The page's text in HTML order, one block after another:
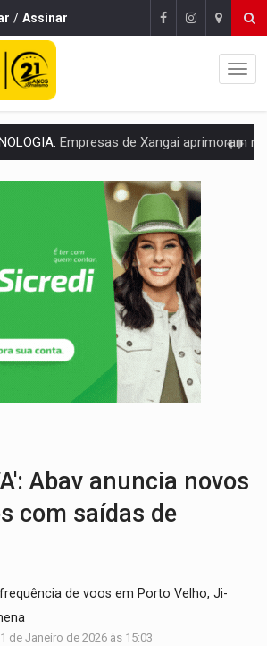
/ Assinar
A TERRA:China descobre como explodir asteroide com bomba
Motociclista morre após bater na traseira de
Essa receita com frango virou o meu
7 negócios que podem começar com pouco dinheiro e
DA AMÉRICA: Brasil reúne dimensão continental e posição
10 dicas importantes para quem quer
Cientistas descobrem nova espécie de rã em florestas
Vai comprar celular usado? Veja como consultar o
Abav anuncia novos
com saídas de
de voos em Porto Velho, Ji-
de Janeiro de 2026 às 15:03